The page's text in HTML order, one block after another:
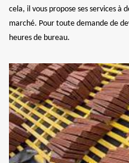
cela, il vous propose ses services à
marché. Pour toute demande de
heures de bureau.